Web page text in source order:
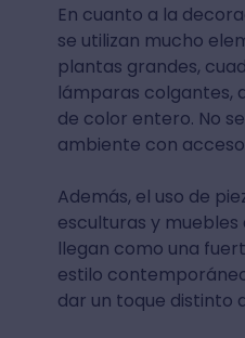
En cuanto a la
se utilizan mucho
plantas grandes,
lámparas colgantes,
de color entero. No
ambiente con
Además, el uso de
esculturas y muebles
llegan como una
estilo
dar un toque distinto